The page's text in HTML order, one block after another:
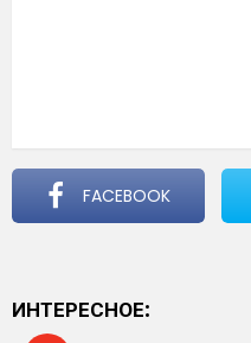
FACEBOOK
ИНТЕРЕСНОЕ: